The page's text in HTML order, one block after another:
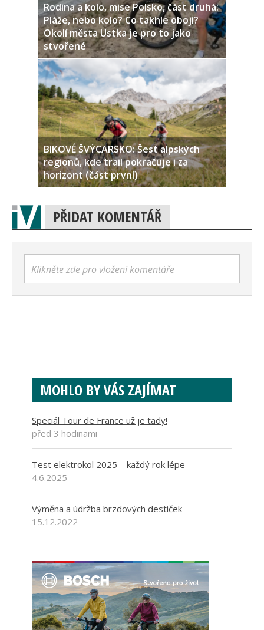
Rodina a kolo, mise Polsko, část druhá:
Pláže, nebo kolo? Co takhle obojí?
Okolí města Ustka je pro to jako
stvořené
BIKOVÉ ŠVÝCARSKO: Šest alpských
regionů, kde trail pokračuje i za
horizont (část první)
PŘIDAT KOMENTÁŘ
Klikněte zde pro vložení komentáře
MOHLO BY VÁS ZAJÍMAT
Speciál Tour de France už je tady!
před 3 hodinami
Test elektrokol 2025 – každý rok lépe
4.6.2025
Výměna a údržba brzdových destiček
15.12.2022